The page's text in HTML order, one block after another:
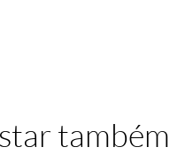
também